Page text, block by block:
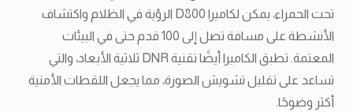
تحت الحمراء، يمكن لكاميرا D800 الرؤية في الظلام واكتشاف
الأنشطة على مسافة تصل إلى 100 قدم حتى في البيئات
المعتمة. تطبق الكاميرا أيضًا تقنية DNR ثلاثية الأبعاد، والتي
تساعد على تقليل تشويش الصورة، مما يجعل اللقطات الأمنية
أكثر وضوحًا.